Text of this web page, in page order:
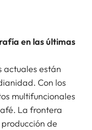
en las últimas
están
Con los
multifuncionales
La frontera
de